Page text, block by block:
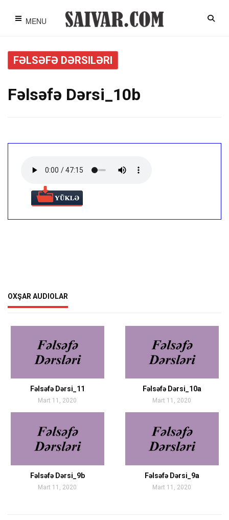
MENU
FƏLSƏFƏ DƏRSILƏRI
Fəlsəfə Dərsi_10b
OXŞAR AUDIOLAR
Fəlsəfə Dərsi_11
Mart 11, 2020
Fəlsəfə Dərsi_10a
Mart 11, 2020
Fəlsəfə Dərsi_9b
Mart 11, 2020
Fəlsəfə Dərsi_9a
Mart 11, 2020